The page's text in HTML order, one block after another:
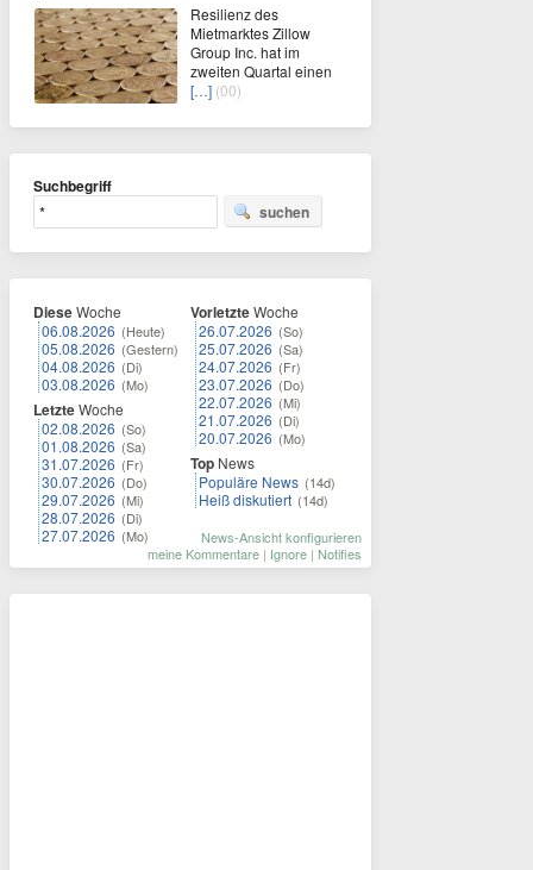
Resilienz des
Mietmarktes Zillow
Group Inc. hat im
zweiten Quartal einen
[…] (00)
Suchbegriff
suchen
DieseWoche
06.08.2026 (Heute)
05.08.2026 (Gestern)
04.08.2026 (Di)
03.08.2026 (Mo)
LetzteWoche
02.08.2026 (So)
01.08.2026 (Sa)
31.07.2026 (Fr)
30.07.2026 (Do)
29.07.2026 (Mi)
28.07.2026 (Di)
27.07.2026 (Mo)
VorletzteWoche
26.07.2026 (So)
25.07.2026 (Sa)
24.07.2026 (Fr)
23.07.2026 (Do)
22.07.2026 (Mi)
21.07.2026 (Di)
20.07.2026 (Mo)
Top News
Populäre News (14d)
Heiß diskutiert (14d)
News-Ansicht konfigurieren
meine Kommentare | Ignore | Notifies